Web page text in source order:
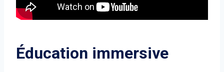
Éducation immersive